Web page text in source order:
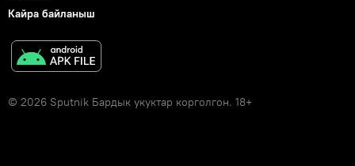
Кайра байланыш
© 2026 Sputnik Бардык укуктар корголгон. 18+